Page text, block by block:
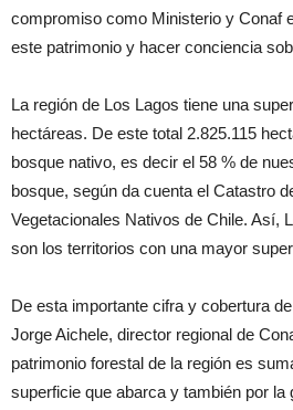
compromiso como Ministerio y Conaf
este patrimonio y hacer conciencia
La región de Los Lagos tiene una
hectáreas. De este total 2.825.115
bosque nativo, es decir el 58 % de
bosque, según da cuenta el Catastro
Vegetacionales Nativos de Chile. Así,
son los territorios con una mayor
De esta importante cifra y cobertura
Jorge Aichele, director regional de
patrimonio forestal de la región es
superficie que abarca y también por la